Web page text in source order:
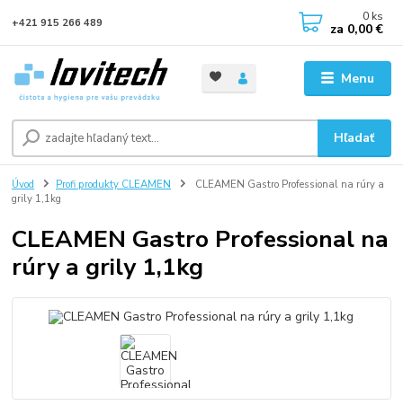
Menu
Hľadať
+421 915 266 489 0 ks
za 0,00 €
Úvod Profi produkty CLEAMEN
CLEAMEN Gastro Professional na rúry a
grily 1,1kg
CLEAMEN Gastro Professional na
rúry a grily 1,1kg